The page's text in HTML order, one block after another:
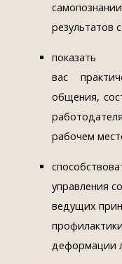
результатов
вас
общения,
рабочем
управления
ведущих
деформации